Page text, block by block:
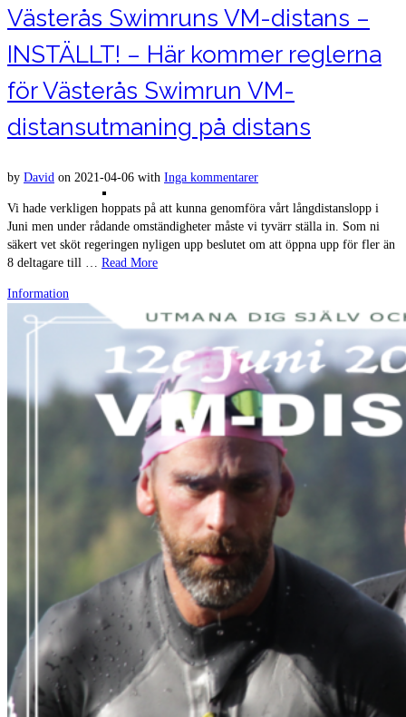
Olanderswim Gropen
Fantastisk film från tävlingen i gropen!
Resultat 2016
Västerås Swimruns VM-distans –
INSTÄLLT! – Här kommer reglerna
för Västerås Swimrun VM-
distansutmaning på distans
by David on 2021-04-06 with Inga kommentarer
Vi hade verkligen hoppats på att kunna genomföra vårt långdistanslopp i
Juni men under rådande omständigheter måste vi tyvärr ställa in. Som ni
säkert vet sköt regeringen nyligen upp beslutet om att öppna upp för fler än
8 deltagare till … Read More
Information